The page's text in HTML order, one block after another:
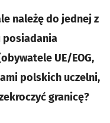
należę do jednej z
posiadania
UE/EOG,
polskich uczelni,
granicę?